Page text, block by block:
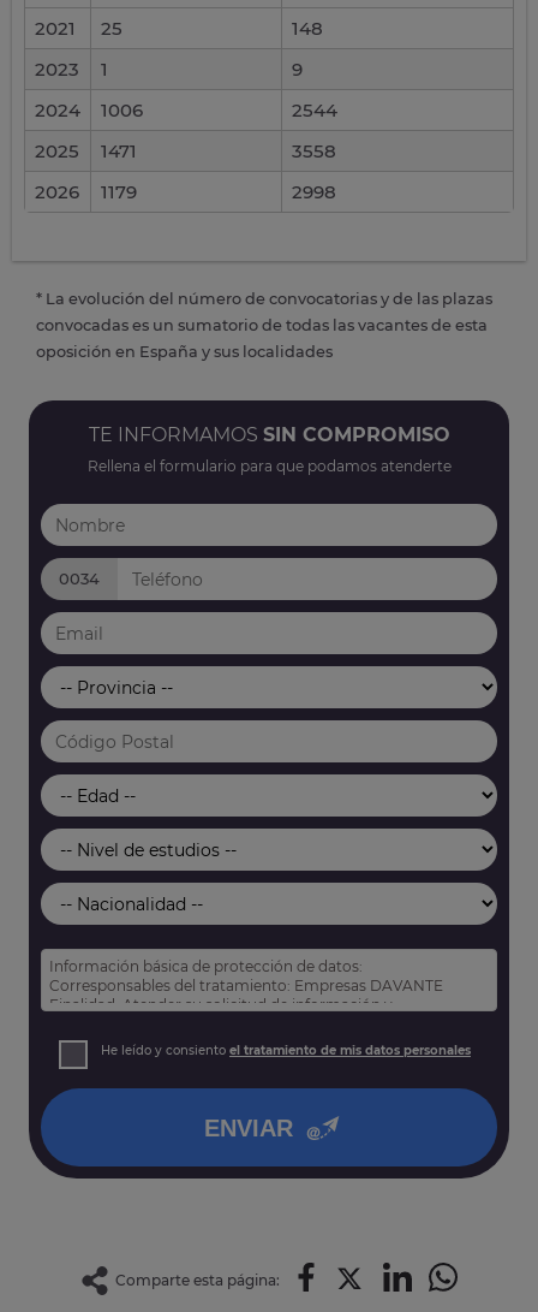
2021
25
148
2023
1
9
2024
1006
2544
2025
1471
3558
2026
1179 2998
* La evolución del número de convocatorias y de las plazas
convocadas es un sumatorio de todas las vacantes de esta
oposición en España y sus localidades
TE INFORMAMOS SIN COMPROMISO
Rellena el formulario para que podamos atenderte
0034
Información básica de protección de datos:
Corresponsables del tratamiento: Empresas DAVANTE
Finalidad: Atender su solicitud de información y
Derechos: Puede acceder, rectificar y suprimir sus datos,
así como otros derechos tal y como se explica en nuestra
He leído y consiento el tratamiento de mis datos personales
ENVIAR
Comparte esta página: